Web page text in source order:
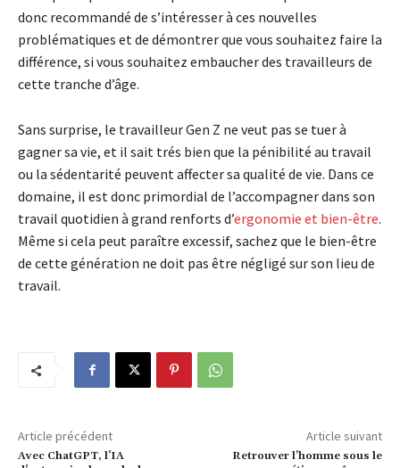
donc recommandé de s’intéresser à ces nouvelles
problématiques et de démontrer que vous souhaitez faire la
différence, si vous souhaitez embaucher des travailleurs de
cette tranche d’âge.
Sans surprise, le travailleur Gen Z ne veut pas se tuer à
gagner sa vie, et il sait trés bien que la pénibilité au travail
ou la sédentarité peuvent affecter sa qualité de vie. Dans ce
domaine, il est donc primordial de l’accompagner dans son
travail quotidien à grand renforts d’ergonomie et bien-être.
Même si cela peut paraître excessif, sachez que le bien-être
de cette génération ne doit pas être négligé sur son lieu de
travail.
Article précédent
Avec ChatGPT, l’IA
Article suivant
Retrouver l’homme sous le